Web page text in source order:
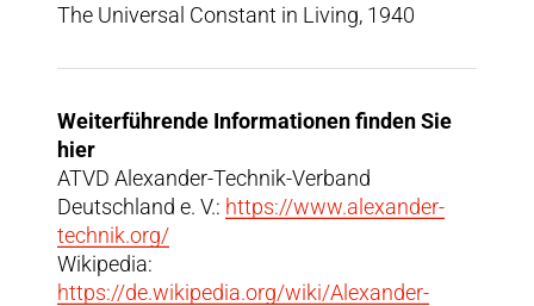
The Universal Constant in Living, 1940
Weiterführende Informationen finden Sie
hier
ATVD Alexander-Technik-Verband
Deutschland e. V.: https://www.alexander-
technik.org/
Wikipedia:
https://de.wikipedia.org/wiki/Alexander-